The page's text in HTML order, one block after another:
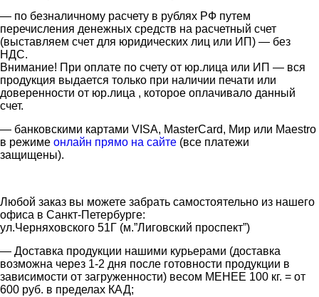
— по безналичному расчету в рублях РФ путем
перечисления денежных средств на расчетный счет
(выставляем счет для юридических лиц или ИП) — без
НДС.
Внимание! При оплате по счету от юр.лица или ИП — вся
продукция выдается только при наличии печати или
доверенности от юр.лица , которое оплачивало данный
счет.
— банковскими картами VISA, MasterCard, Мир или Maestro
в режиме онлайн прямо на сайте (все платежи
защищены).
Любой заказ вы можете забрать самостоятельно из нашего
офиса в Санкт-Петербурге:
ул.Черняховского 51Г (м.”Лиговский проспект”)
— Доставка продукции нашими курьерами (доставка
возможна через 1-2 дня после готовности продукции в
зависимости от загруженности) весом МЕНЕЕ 100 кг. = от
600 руб. в пределах КАД;